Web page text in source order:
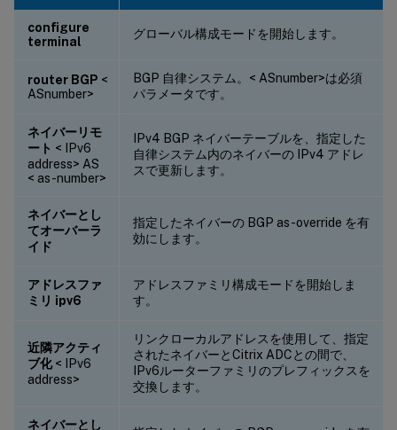
configure
terminal
グローバル構成モードを開始します。
router BGP <
ASnumber>
BGP 自律システム。< ASnumber>は必須
パラメータです。
ネイバーリモ
ート < IPv6
address> AS
< as-number>
IPv4 BGP ネイバーテーブルを、指定した
自律システム内のネイバーの IPv4 アドレ
スで更新します。
ネイバーとし
てオーバーラ
イド
指定したネイバーの BGP as-override を有
効にします。
アドレスファ
ミリ ipv6
アドレスファミリ構成モードを開始しま
す。
近隣アクティ
ブ化< IPv6
address>
リンクローカルアドレスを使用して、指定
されたネイバーとCitrix ADCとの間で、
IPv6ルーターファミリのプレフィックスを
交換します。
ネイバーとし